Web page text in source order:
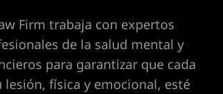
Firm trabaja con expertos
de la salud mental y
para garantizar que cada
lesión, física y emocional, esté